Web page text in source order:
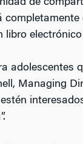
de
adolescentes
Managing